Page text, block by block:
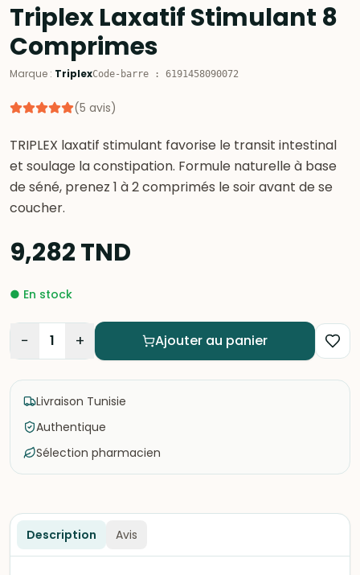
Triplex Laxatif Stimulant 8
Comprimes
Marque : TriplexCode-barre : 6191458090072
(5 avis)
TRIPLEX laxatif stimulant favorise le transit intestinal
et soulage la constipation. Formule naturelle à base
de séné, prenez 1 à 2 comprimés le soir avant de se
coucher.
9,282TND
● En stock
− 1 + Ajouter au panier
Livraison Tunisie
Authentique
Sélection pharmacien
Description Avis